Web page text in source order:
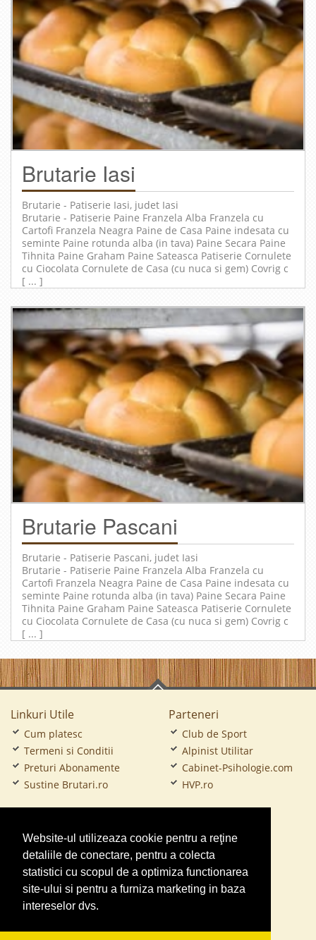
Website-ul utilizeaza cookie pentru a reţine
detaliile de conectare, pentru a colecta
statistici cu scopul de a optimiza functionarea
site-ului si pentru a furniza marketing in baza
intereselor dvs.
Brutarie Iasi
Brutarie - Patiserie Iasi, judet Iasi
Brutarie - Patiserie Paine Franzela Alba Franzela cu
Cartofi Franzela Neagra Paine de Casa Paine indesata cu
seminte Paine rotunda alba (in tava) Paine Secara Paine
Tihnita Paine Graham Paine Sateasca Patiserie Cornulete
cu Ciocolata Cornulete de Casa (cu nuca si gem) Covrig c
[ ... ]
Brutarie Pascani
Brutarie - Patiserie Pascani, judet Iasi
Brutarie - Patiserie Paine Franzela Alba Franzela cu
Cartofi Franzela Neagra Paine de Casa Paine indesata cu
seminte Paine rotunda alba (in tava) Paine Secara Paine
Tihnita Paine Graham Paine Sateasca Patiserie Cornulete
cu Ciocolata Cornulete de Casa (cu nuca si gem) Covrig c
[ ... ]
Linkuri Utile
Cum platesc
Termeni si Conditii
Preturi Abonamente
Sustine Brutari.ro
Parteneri
Club de Sport
Alpinist Utilitar
Cabinet-Psihologie.com
HVP.ro
FirmaTractariAuto.ro
Service-Reparatii.com
Servicii-DDD.com
Gradinita Particulara
Ambalaje Romania